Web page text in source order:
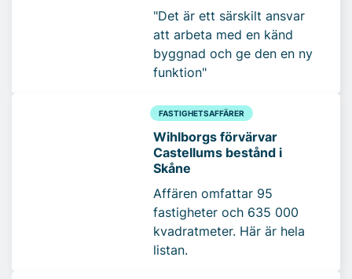
"Det är ett särskilt ansvar
att arbeta med en känd
byggnad och ge den en ny
funktion"
FASTIGHETSAFFÄRER
Wihlborgs förvärvar
Castellums bestånd i
Skåne
Affären omfattar 95
fastigheter och 635 000
kvadratmeter. Här är hela
listan.